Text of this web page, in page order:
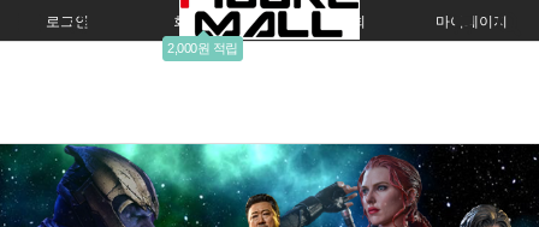
로그인 회원가입
2,000원 적립
주문조회 마이페이지